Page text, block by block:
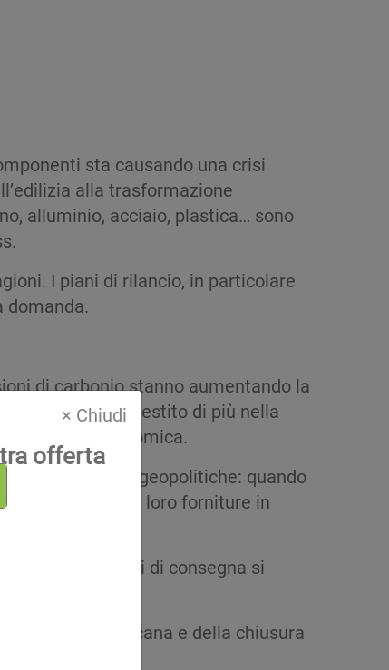
× Chiudi
offerta
sta causando una crisi
alla trasformazione
alluminio, acciaio, plastica… sono
I piani di rilancio, in particolare
domanda.
di carbonio stanno aumentando la
hanno investito di più nella
la crisi economica.
anche ragioni geopolitiche: quando
concentrato le loro forniture in
e i tempi di consegna si
cinese e americana e della chiusura